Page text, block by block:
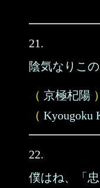
21.
陰気なりこ
（ 京極杞陽 ）
（ Kyougoku
22.
僕はね、「